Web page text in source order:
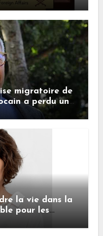
migratoire de
a perdu une
vis-à-vis
la vie dans la
pour les